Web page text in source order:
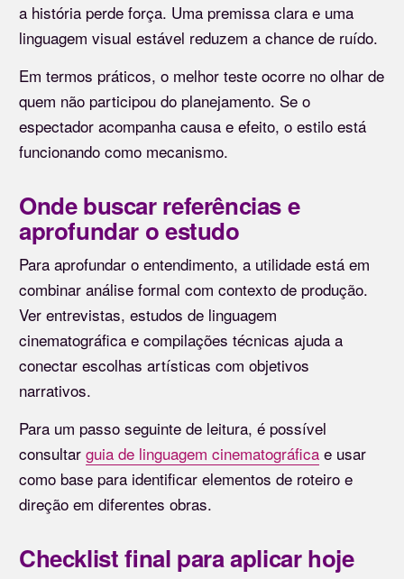
a história perde força. Uma premissa clara e uma
linguagem visual estável reduzem a chance de ruído.
Em termos práticos, o melhor teste ocorre no olhar de
quem não participou do planejamento. Se o
espectador acompanha causa e efeito, o estilo está
funcionando como mecanismo.
Onde buscar referências e
aprofundar o estudo
Para aprofundar o entendimento, a utilidade está em
combinar análise formal com contexto de produção.
Ver entrevistas, estudos de linguagem
cinematográfica e compilações técnicas ajuda a
conectar escolhas artísticas com objetivos
narrativos.
Para um passo seguinte de leitura, é possível
consultar guia de linguagem cinematográfica e usar
como base para identificar elementos de roteiro e
direção em diferentes obras.
Checklist final para aplicar hoje